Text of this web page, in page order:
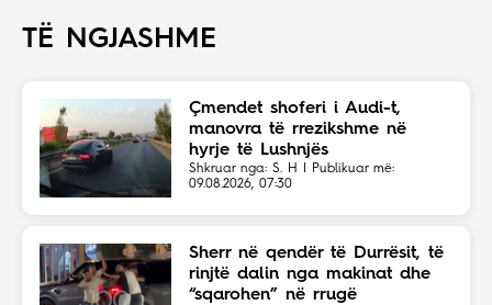
TË NGJASHME
Çmendet shoferi i Audi-t,
manovra të rrezikshme në
hyrje të Lushnjës
Shkruar nga: S. H | Publikuar më:
09.08.2026, 07:30
Sherr në qendër të Durrësit, të
rinjtë dalin nga makinat dhe
“sqarohen” në rrugë